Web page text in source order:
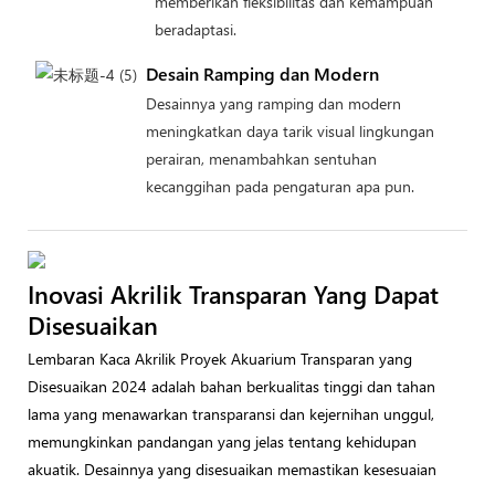
beradaptasi.
Desain Ramping dan Modern
Desainnya yang ramping dan modern
meningkatkan daya tarik visual lingkungan
perairan, menambahkan sentuhan
kecanggihan pada pengaturan apa pun.
Inovasi Akrilik Transparan Yang Dapat
Disesuaikan
Lembaran Kaca Akrilik Proyek Akuarium Transparan yang
Disesuaikan 2024 adalah bahan berkualitas tinggi dan tahan
lama yang menawarkan transparansi dan kejernihan unggul,
memungkinkan pandangan yang jelas tentang kehidupan
akuatik. Desainnya yang disesuaikan memastikan kesesuaian